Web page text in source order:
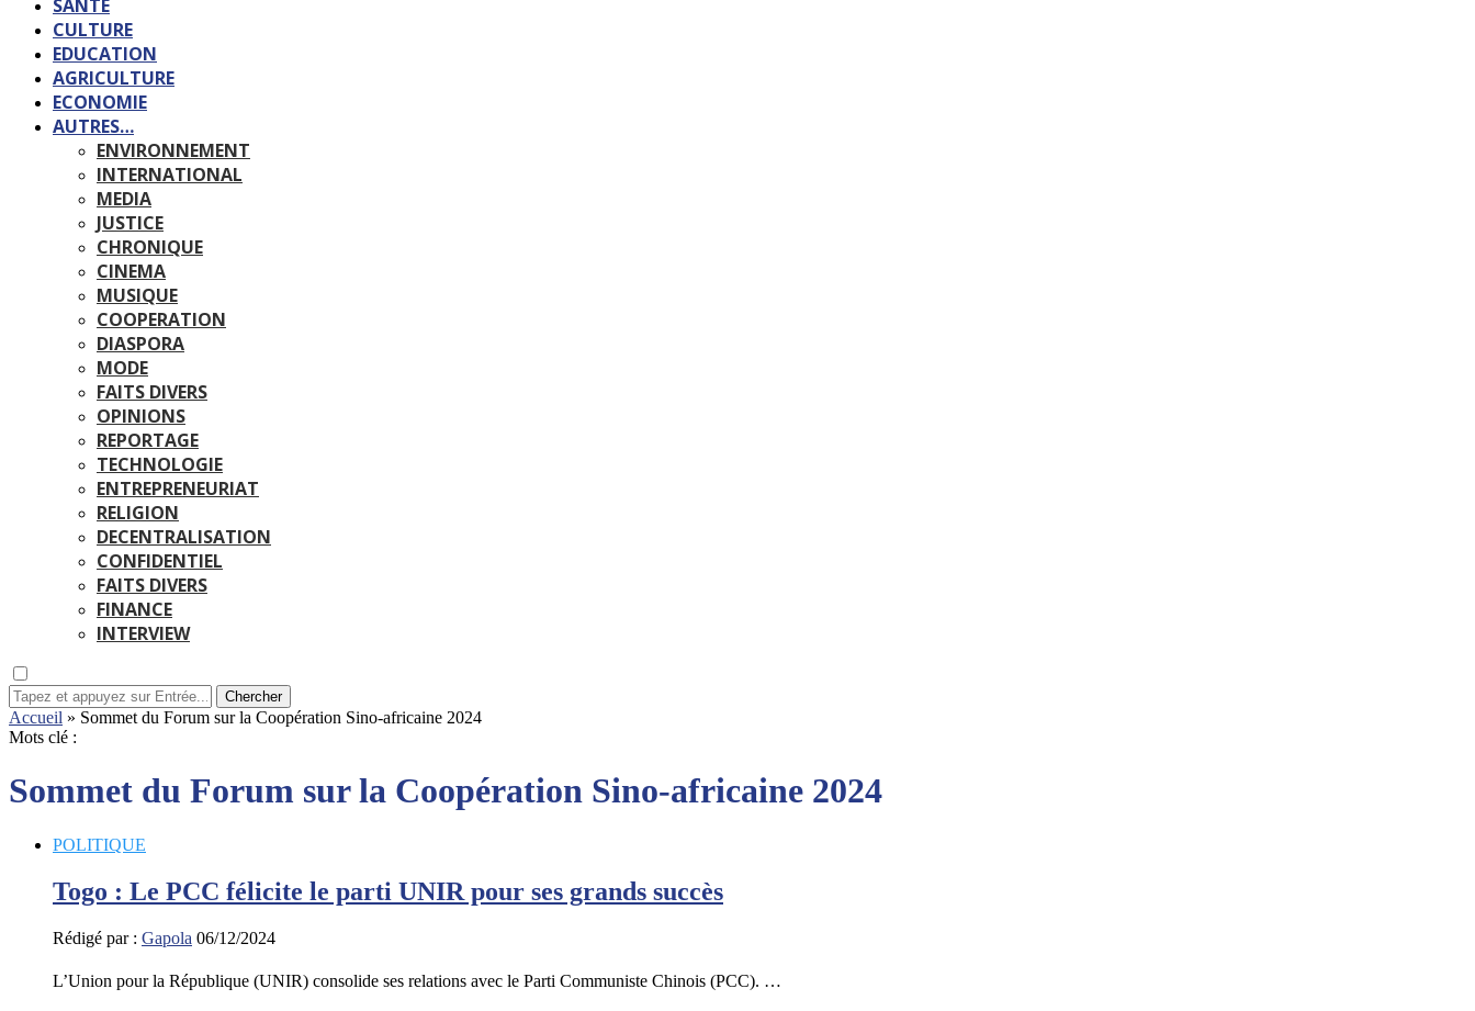
SANTE
CULTURE
EDUCATION
AGRICULTURE
ECONOMIE
AUTRES…
ENVIRONNEMENT
INTERNATIONAL
MEDIA
JUSTICE
CHRONIQUE
CINEMA
MUSIQUE
COOPERATION
DIASPORA
MODE
FAITS DIVERS
OPINIONS
REPORTAGE
TECHNOLOGIE
ENTREPRENEURIAT
RELIGION
DECENTRALISATION
CONFIDENTIEL
FAITS DIVERS
FINANCE
INTERVIEW
Chercher
Accueil » Sommet du Forum sur la Coopération Sino-africaine 2024
Mots clé :
Sommet du Forum sur la Coopération Sino-africaine 2024
POLITIQUE
Togo : Le PCC félicite le parti UNIR pour ses grands succès
Rédigé par : Gapola 06/12/2024
L’Union pour la République (UNIR) consolide ses relations avec le Parti Communiste Chinois (PCC). …